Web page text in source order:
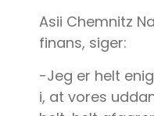
Asii Chemnitz
finans, siger:
-Jeg er helt
i, at vores